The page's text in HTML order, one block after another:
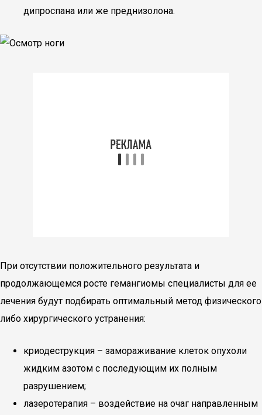
дипроспана или же преднизолона.
При отсутствии положительного результата и
продолжающемся росте гемангиомы специалисты для ее
лечения будут подбирать оптимальный метод физического
либо хирургического устранения:
криодеструкция – замораживание клеток опухоли
жидким азотом с последующим их полным
разрушением;
лазеротерапия – воздействие на очаг направленным